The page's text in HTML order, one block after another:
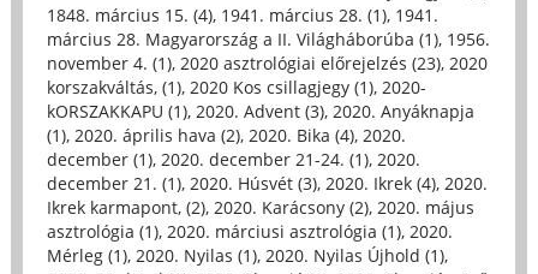
1848. március 15. (4), 1941. március 28. (1), 1941.
március 28. Magyarország a II. Világháborúba (1), 1956.
november 4. (1), 2020 asztrológiai előrejelzés (23), 2020
korszakváltás, (1), 2020 Kos csillagjegy (1), 2020-
kORSZAKKAPU (1), 2020. Advent (3), 2020. Anyáknapja
(1), 2020. április hava (2), 2020. Bika (4), 2020.
december (1), 2020. december 21-24. (1), 2020.
december 21. (1), 2020. Húsvét (3), 2020. Ikrek (4), 2020.
Ikrek karmapont, (2), 2020. Karácsony (2), 2020. május
asztrológia (1), 2020. márciusi asztrológia (1), 2020.
Mérleg (1), 2020. Nyilas (1), 2020. Nyilas Újhold (1),